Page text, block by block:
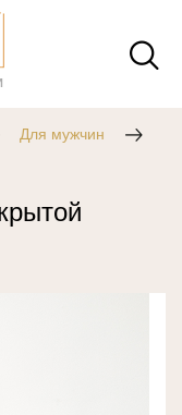
Для мужчин